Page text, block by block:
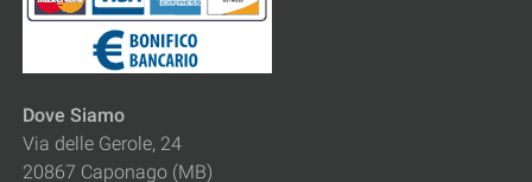
Dove Siamo
Via delle Gerole, 24
20867 Caponago (MB)